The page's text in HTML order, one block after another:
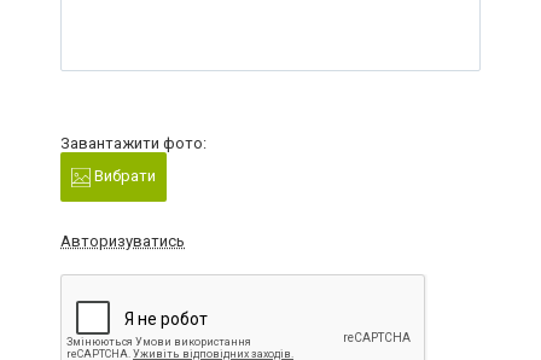
Завантажити фото:
Вибрати
Авторизуватись